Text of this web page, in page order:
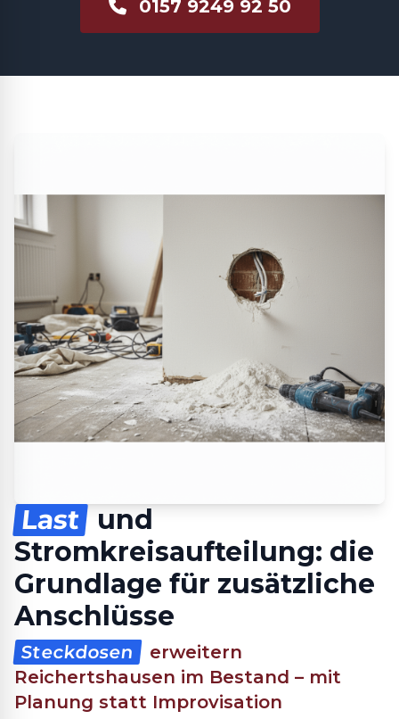
0157 9249 92 50
Last
und
Stromkreisaufteilung: die
Grundlage für zusätzliche
Anschlüsse
Steckdosen
erweitern
Reichertshausen im Bestand – mit
Planung statt Improvisation